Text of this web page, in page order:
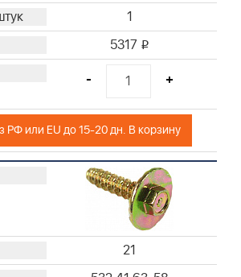
1
5317 i
- +
Поставка из РФ или EU до 15-20 дн. В корзину
21